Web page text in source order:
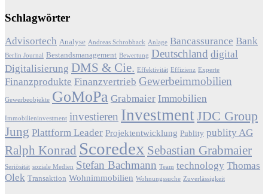
Schlagwörter
Advisortech Analyse Andreas Schrobback Anlage Bancassurance Bank
Berlin Journal Bestandsmanagement Bewertung Deutschland digital
Digitalisierung DMS & Cie. Effektivität Effizienz Experte
Finanzprodukte Finanzvertrieb Gewerbeimmobilien
Gewerbeobjekte GoMoPa Grabmaier Immobilien
Immobilieninvestment investieren Investment JDC Group
Jung Plattform Leader Projektentwicklung Publity publity AG
Ralph Konrad Scoredex Sebastian Grabmaier
Seriösität soziale Medien Stefan Bachmann Team technology Thomas
Olek Transaktion Wohnimmobilien Wohnungssuche Zuverlässigkeit